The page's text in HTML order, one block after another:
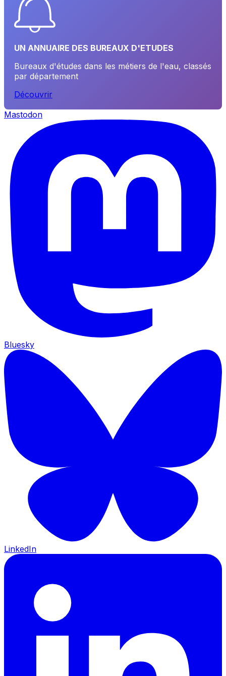
UN ANNUAIRE DES BUREAUX D'ETUDES
Bureaux d'études dans les métiers de l'eau, classés
par département
Découvrir
Mastodon
Bluesky
LinkedIn